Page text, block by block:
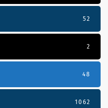
52
2
48
1062